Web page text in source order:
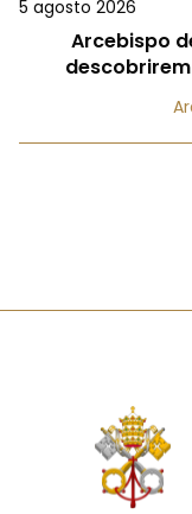
5 agosto 2026
Arcebispo